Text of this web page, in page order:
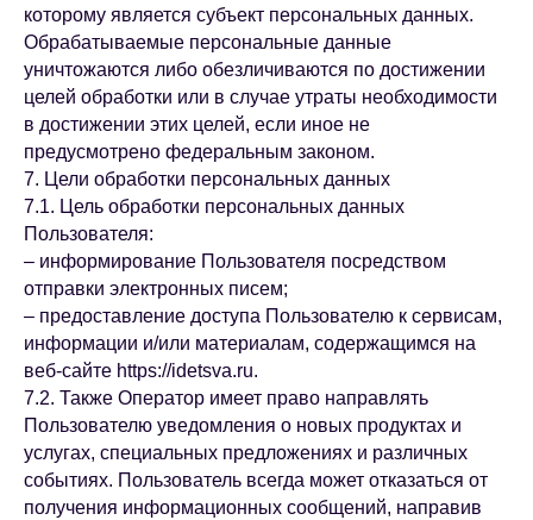
которому является субъект персональных данных.
Обрабатываемые персональные данные
уничтожаются либо обезличиваются по достижении
целей обработки или в случае утраты необходимости
в достижении этих целей, если иное не
предусмотрено федеральным законом.
7. Цели обработки персональных данных
7.1. Цель обработки персональных данных
Пользователя:
– информирование Пользователя посредством
отправки электронных писем;
– предоставление доступа Пользователю к сервисам,
информации и/или материалам, содержащимся на
веб-сайте https://idetsva.ru.
7.2. Также Оператор имеет право направлять
Пользователю уведомления о новых продуктах и
услугах, специальных предложениях и различных
событиях. Пользователь всегда может отказаться от
получения информационных сообщений, направив